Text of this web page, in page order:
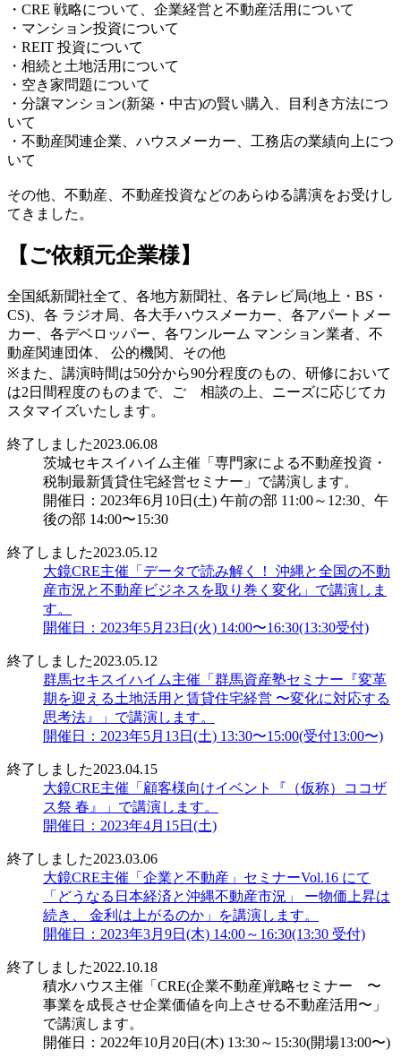
・CRE 戦略について、企業経営と不動産活用について
・マンション投資について
・REIT 投資について
・相続と土地活用について
・空き家問題について
・分譲マンション(新築・中古)の賢い購入、目利き方法につ
いて
・不動産関連企業、ハウスメーカー、工務店の業績向上につ
いて
その他、不動産、不動産投資などのあらゆる講演をお受けし
てきました。
【ご依頼元企業様】
全国紙新聞社全て、各地方新聞社、各テレビ局(地上・BS・
CS)、各 ラジオ局、各大手ハウスメーカー、各アパートメー
カー、各デベロッパー、各ワンルーム マンション業者、不
動産関連団体、 公的機関、その他
※また、講演時間は50分から90分程度のもの、研修において
は2日間程度のものまで、ご゙相談の上、ニーズに応じてカ
スタマイズいたします。
終了しました2023.06.08
茨城セキスイハイム主催「専門家による不動産投資・
税制最新賃貸住宅経営セミナー」で講演します。
開催日：2023年6月10日(土) 午前の部 11:00～12:30、午
後の部 14:00〜15:30
終了しました2023.05.12
大鏡CRE主催「データで読み解く！ 沖縄と全国の不動
産市況と不動産ビジネスを取り巻く変化」で講演しま
す。
開催日：2023年5月23日(火) 14:00〜16:30(13:30受付)
終了しました2023.05.12
群馬セキスイハイム主催「群馬資産塾セミナー『変革
期を迎える土地活用と賃貸住宅経営 〜変化に対応する
思考法』」で講演します。
開催日：2023年5月13日(土) 13:30〜15:00(受付13:00〜)
終了しました2023.04.15
大鏡CRE主催「顧客様向けイベント『（仮称）ココザ
ス祭 春』」で講演します。
開催日：2023年4月15日(土)
終了しました2023.03.06
大鏡CRE主催「企業と不動産」セミナーVol.16 にて
「どうなる日本経済と沖縄不動産市況」 ー物価上昇は
続き、 金利は上がるのか」を講演します。
開催日：2023年3月9日(木) 14:00～16:30(13:30 受付)
終了しました2022.10.18
積水ハウス主催「CRE(企業不動産)戦略セミナー 〜
事業を成長させ企業価値を向上させる不動産活用〜」
で講演します。
開催日：2022年10月20日(木) 13:30～15:30(開場13:00〜)